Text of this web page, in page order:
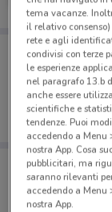
Porta
Puoi
dal
Negozi
tema vacanze.
il relativo
rete e agli
condivisi con terze
le esperienze
nel paragrafo 13.b
anche essere
scientifiche e
tendenze. Puoi
accedendo a Menu
nostra App. Cosa
pubblicitari, ma
saranno rilevanti
accedendo a Menu
nostra App.